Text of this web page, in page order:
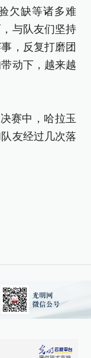
欠缺等诸多难
与队友们坚持
，反复打磨团
动下，越来越
赛中，哈拉玉
友经过几次落